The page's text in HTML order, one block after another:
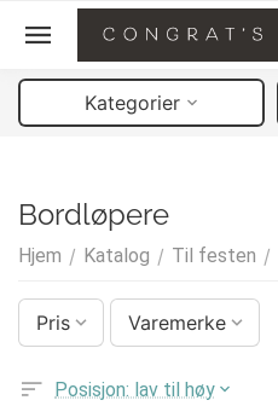
Kategorier
Bordløpere
Hjem / Katalog / Til festen /
Pris Varemerke
Posisjon: lav til høy